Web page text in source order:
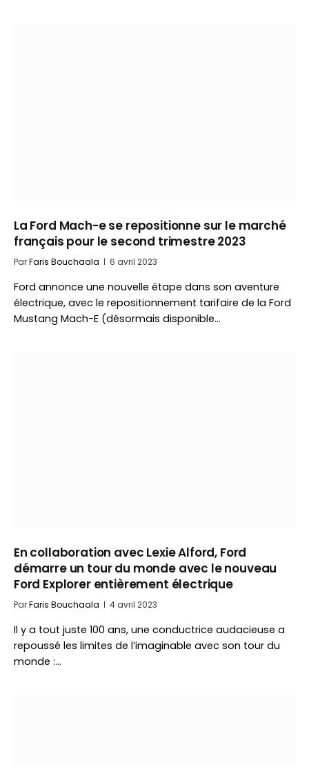
La Ford Mach-e se repositionne sur le marché
français pour le second trimestre 2023
ParFaris Bouchaala 6 avril 2023
Ford annonce une nouvelle étape dans son aventure
électrique, avec le repositionnement tarifaire de la Ford
Mustang Mach-E (désormais disponible…
En collaboration avec Lexie Alford, Ford
démarre un tour du monde avec le nouveau
Ford Explorer entièrement électrique
ParFaris Bouchaala 4 avril 2023
Il y a tout juste 100 ans, une conductrice audacieuse a
repoussé les limites de l’imaginable avec son tour du
monde :…